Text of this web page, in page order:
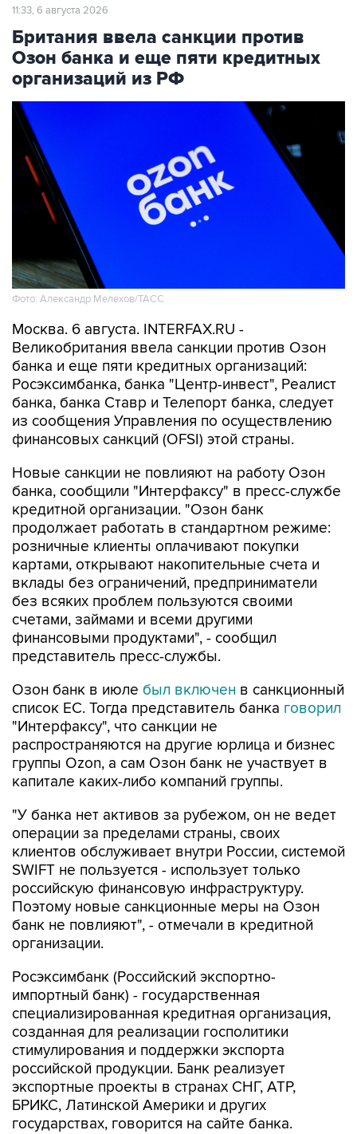
11:33, 6 августа 2026
Британия ввела санкции против
Озон банка и еще пяти кредитных
организаций из РФ
Фото: Александр Мелехов/ТАСС
Москва. 6 августа. INTERFAX.RU -
Великобритания ввела санкции против Озон
банка и еще пяти кредитных организаций:
Росэксимбанка, банка "Центр-инвест", Реалист
банка, банка Ставр и Телепорт банка, следует
из сообщения Управления по осуществлению
финансовых санкций (OFSI) этой страны.
Новые санкции не повлияют на работу Озон
банка, сообщили "Интерфаксу" в пресс-службе
кредитной организации. "Озон банк
продолжает работать в стандартном режиме:
розничные клиенты оплачивают покупки
картами, открывают накопительные счета и
вклады без ограничений, предприниматели
без всяких проблем пользуются своими
счетами, займами и всеми другими
финансовыми продуктами", - сообщил
представитель пресс-службы.
Озон банк в июле был включен в санкционный
список ЕС. Тогда представитель банка говорил
"Интерфаксу", что санкции не
распространяются на другие юрлица и бизнес
группы Ozon, а сам Озон банк не участвует в
капитале каких-либо компаний группы.
"У банка нет активов за рубежом, он не ведет
операции за пределами страны, своих
клиентов обслуживает внутри России, системой
SWIFT не пользуется - использует только
российскую финансовую инфраструктуру.
Поэтому новые санкционные меры на Озон
банк не повлияют", - отмечали в кредитной
организации.
Росэксимбанк (Российский экспортно-
импортный банк) - государственная
специализированная кредитная организация,
созданная для реализации госполитики
стимулирования и поддержки экспорта
российской продукции. Банк реализует
экспортные проекты в странах СНГ, АТР,
БРИКС, Латинской Америки и других
государствах, говорится на сайте банка.